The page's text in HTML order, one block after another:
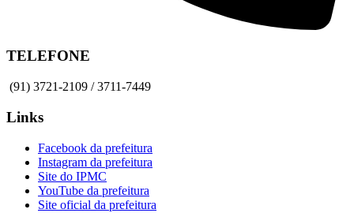
TELEFONE
(91) 3721-2109 / 3711-7449
Links
Facebook da prefeitura
Instagram da prefeitura
Site do IPMC
YouTube da prefeitura
Site oficial da prefeitura